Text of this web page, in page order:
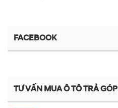
FACEBOOK
TƯ VẤN MUA Ô TÔ TRẢ GÓP